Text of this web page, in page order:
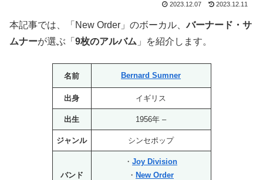
2023.12.07 2023.12.11
本記事では、「New Order」のボーカル、バーナード・サ
ムナーが選ぶ「 9枚のアルバム 」を紹介します。
名前 Bernard Sumner
出身 イギリス
出生 1956年 –
ジャンル シンセポップ
バンド
・ Joy Division
・ New Order